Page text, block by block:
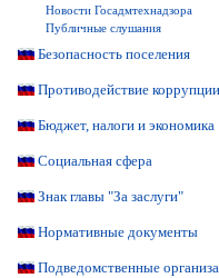
Новости Госадмтехнадзора
Публичные слушания
Безопасность поселения
Противодействие коррупции
Бюджет, налоги и экономика
Социальная сфера
Знак главы "За заслуги"
Нормативные документы
Подведомственные